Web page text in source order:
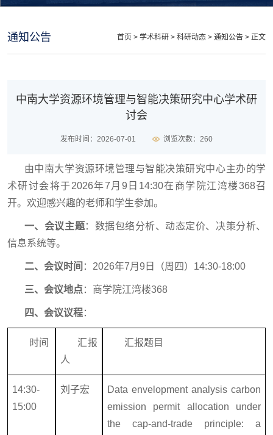
通知公告 首页 >学术科研 >科研动态 >通知公告 > 正文
中南大学资源环境管理与智能决策研究中心学术研
讨会
发布时间：2026-07-01 浏览次数： 260
由中南大学资源环境管理与智能决策研究中心主办的学
术研讨会将于 2026年7 月 9 日 14:30在商学院江湾楼368召
开。欢迎感兴趣的老师和学生参加。
一、会议主题：数据包络分析、动态定价、决策分析、
信息系统等。
二、会议时间 ：2026年7月9日（周四）14:30-18:00
三、会议地点：商学院江湾楼368
四、会议议程：
时间
汇报
人
汇报题目
14:30-
15:00
刘子宏
Data envelopment analysis carbon
emission permit allocation under
the cap-and-trade principle: a